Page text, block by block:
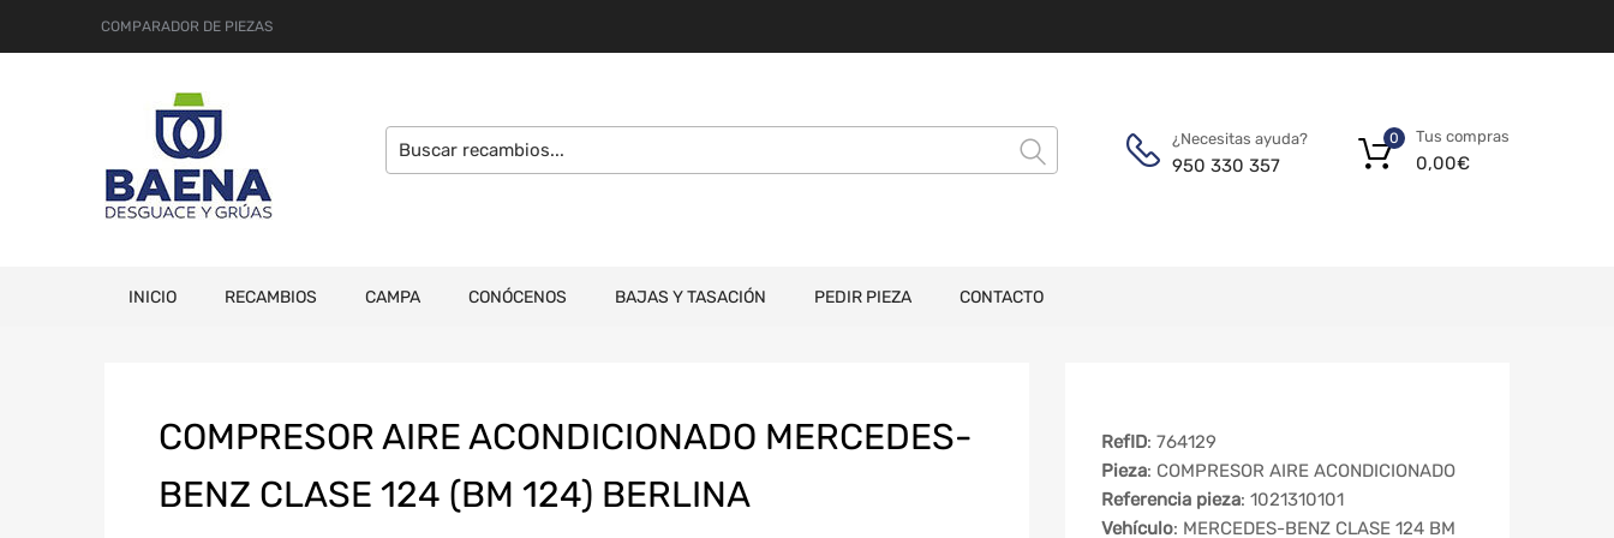
COMPARADOR DE PIEZAS
¿Necesitas ayuda?
950 330 357
Tus compras
0,00€
0
INICIO RECAMBIOS CAMPA CONÓCENOS BAJAS Y TASACIÓN PEDIR PIEZA CONTACTO
COMPRESOR AIRE ACONDICIONADO MERCEDES-
BENZ CLASE 124 (BM 124) BERLINA
RefID: 764129
Pieza: COMPRESOR AIRE ACONDICIONADO
Referencia pieza: 1021310101
Vehículo: MERCEDES-BENZ CLASE 124 BM